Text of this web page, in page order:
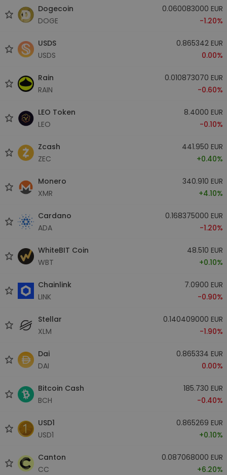
Dogecoin
DOGE
0.060083000 EUR
-1.20%
USDS
USDS
0.865342 EUR
0.00%
Rain
RAIN
0.010873070 EUR
-0.60%
LEO Token
LEO
8.4000 EUR
-0.10%
Zcash
ZEC
441.950 EUR
+0.40%
Monero
XMR
340.910 EUR
+4.10%
Cardano
ADA
0.168375000 EUR
-1.20%
WhiteBIT Coin
WBT
48.510 EUR
+0.10%
Chainlink
LINK
7.0900 EUR
-0.90%
Stellar
XLM
0.140409000 EUR
-1.90%
Dai
DAI
0.865334 EUR
0.00%
Bitcoin Cash
BCH
185.730 EUR
-0.40%
USD1
USD1
0.865269 EUR
+0.10%
Canton
CC
0.087068000 EUR
+6.20%